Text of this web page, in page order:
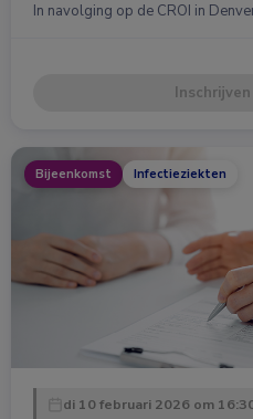
In navolging op de CROI in
Bijeenkomst Infectieziekten
di 10 februari 2026 om